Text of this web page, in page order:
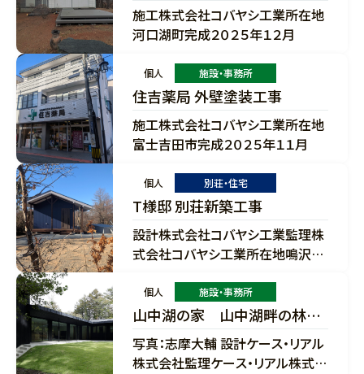
施工株式会社コバヤシ工業所在地
河口湖町完成２０２５年１２月
個人 施設・事務所
住吉薬局 外壁塗装工事
施工株式会社コバヤシ工業所在地
富士吉田市完成２０２５年１１月
個人 別荘・住宅
T様邸 別荘新築工事
設計株式会社コバヤシ工業監理株
式会社コバヤシ工業所在地鳴沢村
面積：-㎡完成2025年11月
個人 施設・事務所
山中湖の家 山中湖畔の林の
中に建つ別荘兼保養所
写真：志摩大輔 設計ケース・リアル
株式会社監理ケース・リアル株式会